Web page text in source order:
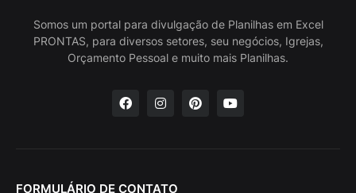
Somos um portal para divulgação de Planilhas em Excel
PRONTAS, para diversos setores, seu negócios, Igrejas,
Orçamento Pessoal e muito mais Planilhas.
FORMULÁRIO DE CONTATO